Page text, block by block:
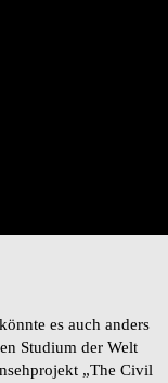
es auch anders
Studium der Welt
„The Civil